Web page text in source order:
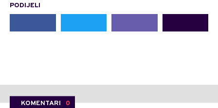
PODIJELI
KOMENTARI 0